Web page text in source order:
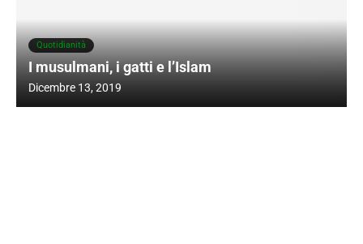
Quotidianità
I musulmani, i gatti e l’Islam
Dicembre 13, 2019